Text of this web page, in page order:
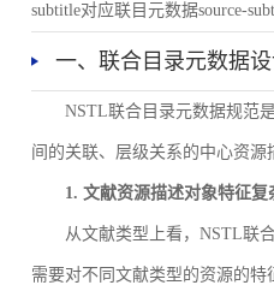
subtitle对应联目元数据source-
一、联合目录元数据
NSTL联合目录元数据规范
间的关联、层级关系的中心资源
1. 文献资源描述对象特征复
从文献类型上看，NSTL联
需要对不同文献类型的资源的特